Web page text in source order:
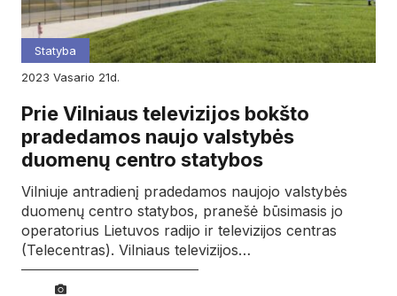
Statyba
2023
vasario 21d.
Prie Vilniaus televizijos bokšto
pradedamos naujo valstybės
duomenų centro statybos
Vilniuje antradienį pradedamos naujojo valstybės
duomenų centro statybos, pranešė būsimasis jo
operatorius Lietuvos radijo ir televizijos centras
(Telecentras). Vilniaus televizijos…